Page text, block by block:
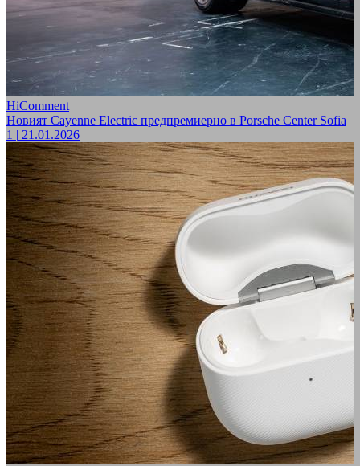
HiComment
Новият Cayenne Electric предпремиерно в Porsche Center Sofia
1
21.01.2026